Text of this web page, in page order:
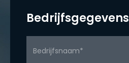
Bedrijfsgegevens